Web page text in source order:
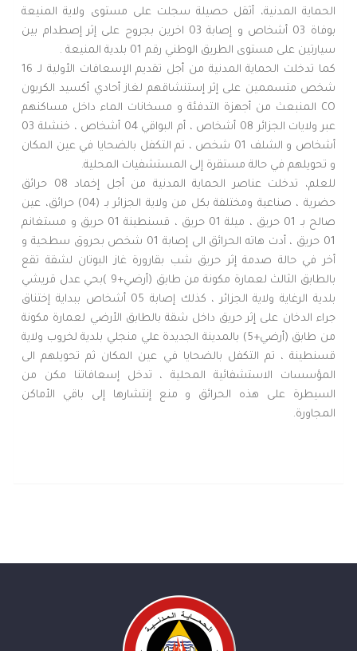
الحماية المدنية، أثقل حصيلة سجلت على مستوى ولاية المنيعة
بوفاة 03 أشخاص و إصابة 03 اخرين بجروح على إثر إصطدام بين
سيارتين على مستوى الطريق الوطني رقم 01 بلدية المنيعة .
كما تدخلت الحماية المدنية من أجل تقديم الإسعافات الأولية لـ 16
شخص متسممين على إثر إستنشاقهم لغاز أحادي أكسيد الكربون
CO المنبعث من أجهزة التدفئة و مسخانات الماء داخل مساكنهم
عبر ولايات الجزائر 08 أشخاص ، أم البواقي 04 أشخاص ، خنشلة 03
أشخاص و الشلف 01 شخص ، تم التكفل بالضحايا في عين المكان
و تحويلهم في حالة مستقرة إلى المستشفيات المحلية.
للعلم، تدخلت عناصر الحماية المدنية من أجل إخماد 08 حرائق
حضرية ، صناعية ومختلفة بكل من ولاية الجزائر بـ (04) حرائق، عين
صالح بـ 01 حريق ، ميلة 01 حريق ، قسنطينة 01 حريق و مستغانم
01 حريق ، أدت هاته الحرائق الى إصابة 01 شخص بحروق سطحية و
أخر في حالة صدمة إثر حريق شب بقارورة غاز البوتان لشقة تقع
بالطابق الثالث لعمارة مكونة من طابق (أرضي+9 )بحي عدل قريشي
بلدية الرغاية ولاية الجزائر ، كذلك إصابة 05 أشخاص ببداية إختناق
جراء الدخان على إثر حريق داخل شقة بالطابق الأرضي لعمارة مكونة
من طابق (أرضي+5) بالمدينة الجديدة علي منجلي بلدية لخروب ولاية
قسنطينة ، تم التكفل بالضحايا في عين المكان ثم تحويلهم الى
المؤسسات الاستشفائية المحلية ، تدخل إسعافاتنا مكن من
السيطرة على هذه الحرائق و منع إنتشارها إلى باقي الأماكن
المجاورة.